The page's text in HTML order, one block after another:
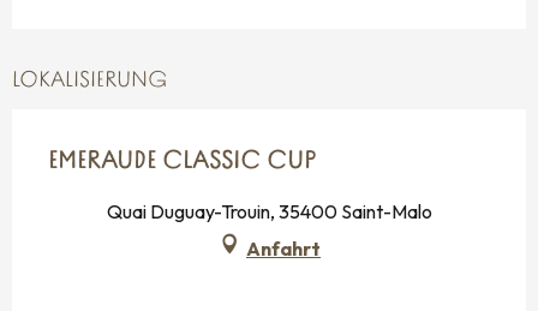
LOKALISIERUNG
EMERAUDE CLASSIC CUP
Quai Duguay-Trouin, 35400 Saint-Malo
Anfahrt